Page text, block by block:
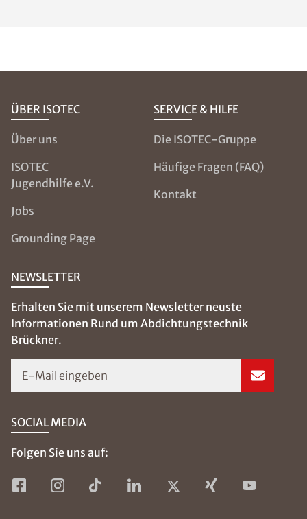
ÜBER ISOTEC
Über uns
ISOTEC
Jugendhilfe e.V.
Jobs
Grounding Page
SERVICE & HILFE
Die ISOTEC-Gruppe
Häufige Fragen (FAQ)
Kontakt
NEWSLETTER
Erhalten Sie mit unserem Newsletter neuste
Informationen Rund um Abdichtungstechnik
Brückner.
E-Mail eingeben
SOCIAL MEDIA
Folgen Sie uns auf: